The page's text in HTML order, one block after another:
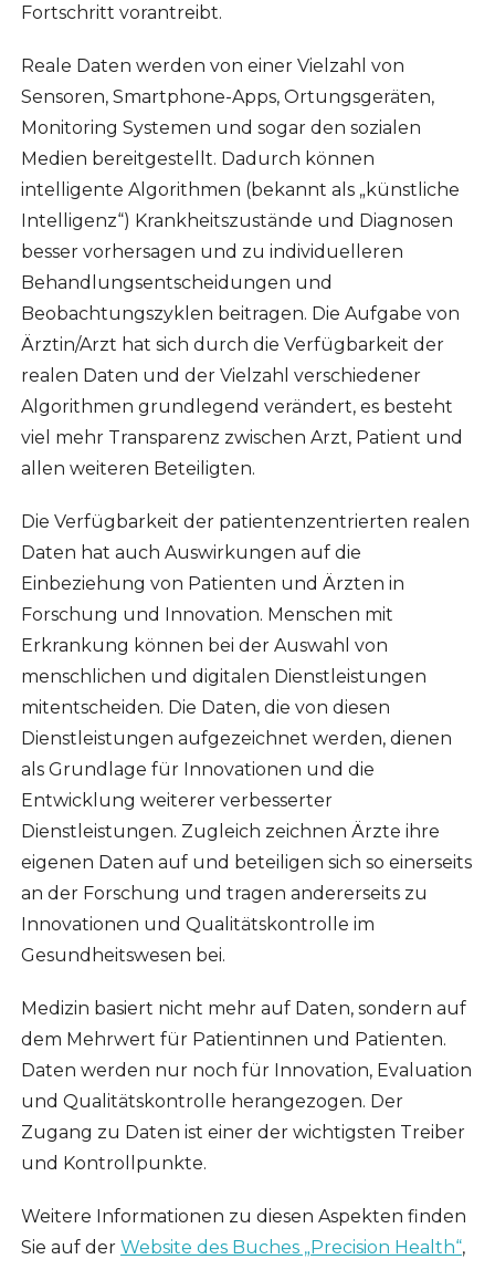
Fortschritt vorantreibt.
Reale Daten werden von einer Vielzahl von
Sensoren, Smartphone-Apps, Ortungsgeräten,
Monitoring Systemen und sogar den sozialen
Medien bereitgestellt. Dadurch können
intelligente Algorithmen (bekannt als „künstliche
Intelligenz“) Krankheitszustände und Diagnosen
besser vorhersagen und zu individuelleren
Behandlungsentscheidungen und
Beobachtungszyklen beitragen. Die Aufgabe von
Ärztin/Arzt hat sich durch die Verfügbarkeit der
realen Daten und der Vielzahl verschiedener
Algorithmen grundlegend verändert, es besteht
viel mehr Transparenz zwischen Arzt, Patient und
allen weiteren Beteiligten.
Die Verfügbarkeit der patientenzentrierten realen
Daten hat auch Auswirkungen auf die
Einbeziehung von Patienten und Ärzten in
Forschung und Innovation. Menschen mit
Erkrankung können bei der Auswahl von
menschlichen und digitalen Dienstleistungen
mitentscheiden. Die Daten, die von diesen
Dienstleistungen aufgezeichnet werden, dienen
als Grundlage für Innovationen und die
Entwicklung weiterer verbesserter
Dienstleistungen. Zugleich zeichnen Ärzte ihre
eigenen Daten auf und beteiligen sich so einerseits
an der Forschung und tragen andererseits zu
Innovationen und Qualitätskontrolle im
Gesundheitswesen bei.
Medizin basiert nicht mehr auf Daten, sondern auf
dem Mehrwert für Patientinnen und Patienten.
Daten werden nur noch für Innovation, Evaluation
und Qualitätskontrolle herangezogen. Der
Zugang zu Daten ist einer der wichtigsten Treiber
und Kontrollpunkte.
Weitere Informationen zu diesen Aspekten finden
Sie auf der Website des Buches „Precision Health“,